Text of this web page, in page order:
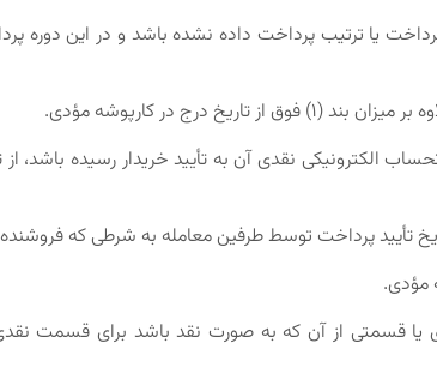
یا ترتیب پرداخت داده نشده باشد و در این دوره
الکترونیکی نقدی آن به تأیید خریدار رسیده باشد،
یا قسمتی از آن که به صورت نقد باشد برای قسمت